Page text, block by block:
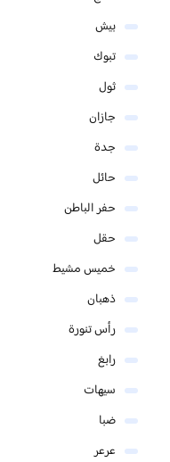
بيش
تبوك
ثول
جازان
جدة
حائل
حفر الباطن
حقل
خميس مشيط
ذهبان
رأس تنورة
رابغ
سيهات
ضبا
عرعر